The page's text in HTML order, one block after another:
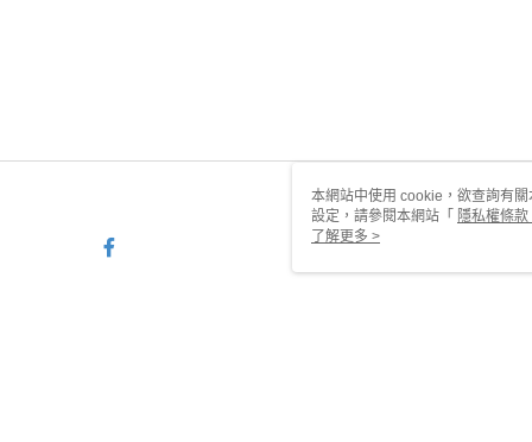
本網站中使用 cookie，欲查詢有
設定，請參閱本網站「 隱私權條款
使用 cookie。
了解更多 >